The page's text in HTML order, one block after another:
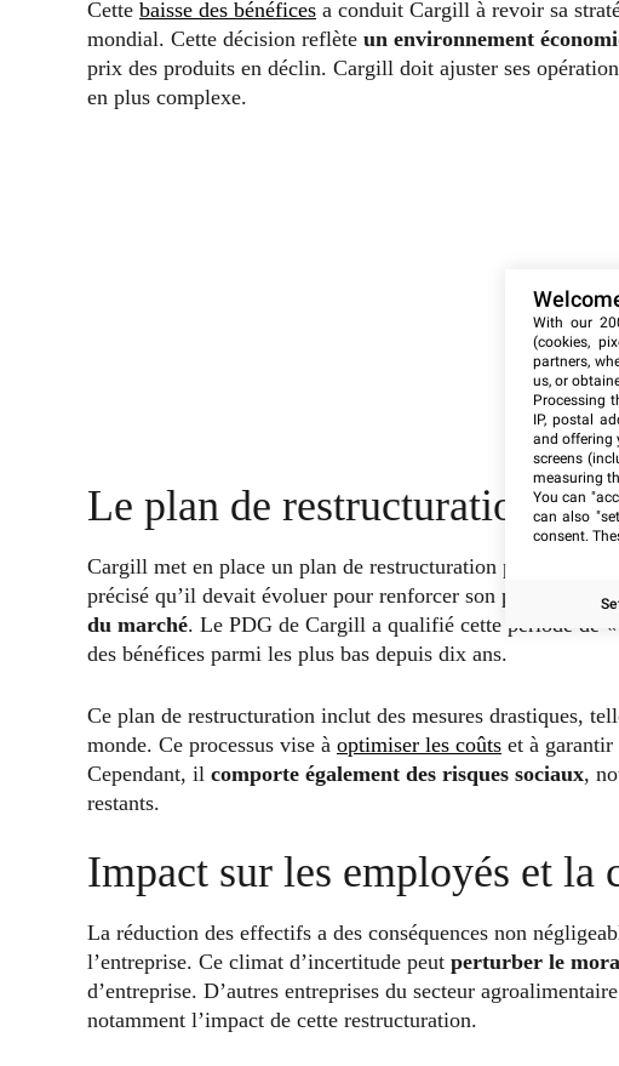
Cette baisse des bénéfices a conduit Cargill à revoir sa
mondial. Cette décision reflète un environnement
prix des produits en déclin. Cargill doit ajuster ses
en plus complexe.
Le plan de restructuration de
Cargill met en place un plan de restructuration pour mieux
précisé qu’il devait évoluer pour renforcer son portefeuille
du marché. Le PDG de Cargill a qualifié cette période de «
des bénéfices parmi les plus bas depuis dix ans.
Ce plan de restructuration inclut des mesures drastiques,
monde. Ce processus vise à optimiser les coûts et à
Cependant, il comporte également des risques sociaux,
restants.
Impact sur les employés et la
La réduction des effectifs a des conséquences non
l’entreprise. Ce climat d’incertitude peut perturber le
d’entreprise. D’autres entreprises du secteur
notamment l’impact de cette restructuration.
With our
(cookies,
partners,
us, or
Processing
IP, postal
and offering
screens
measuring
You can
can also
consent.